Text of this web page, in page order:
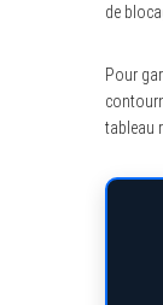
de
Pour
tableau